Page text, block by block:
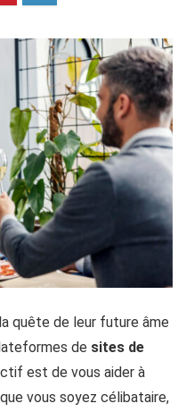
quête de leur future âme
de sites de
est de vous aider à
vous soyez célibataire,